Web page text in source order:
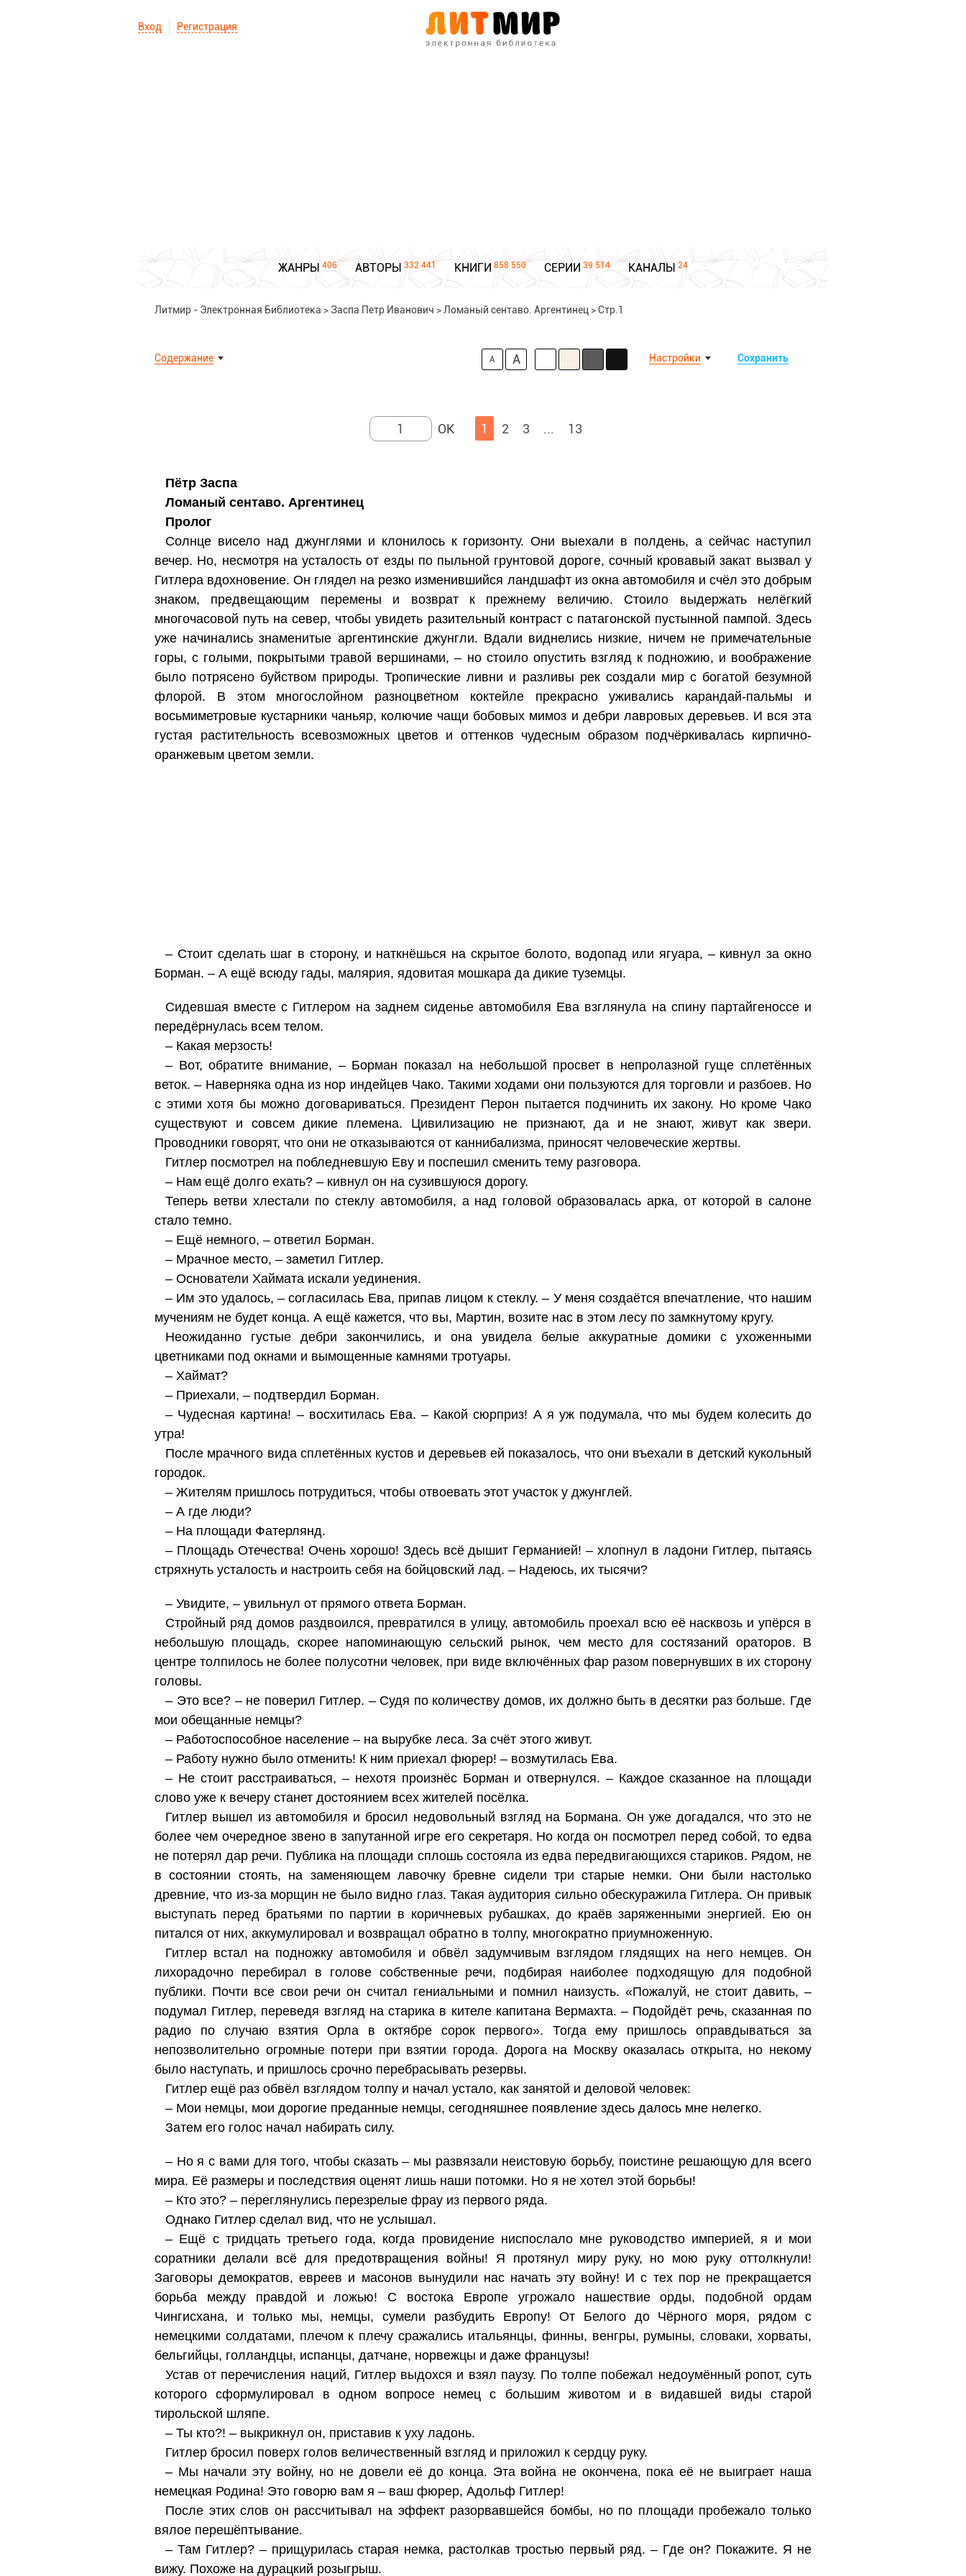
Вход Регистрация
ЖАНРЫ 406 АВТОРЫ 332 441 КНИГИ 858 550 СЕРИИ 39 514 КАНАЛЫ 24
Литмир - Электронная Библиотека > Заспа Петр Иванович > Ломаный сентаво. Аргентинец >Стр.1
Содержание Сохранить
Настройки
A A
1 2 3 ... 13
Пётр Заспа
Ломаный сентаво. Аргентинец
Пролог
Солнце висело над джунглями и клонилось к горизонту. Они выехали в полдень, а сейчас наступил
вечер. Но, несмотря на усталость от езды по пыльной грунтовой дороге, сочный кровавый закат вызвал у
Гитлера вдохновение. Он глядел на резко изменившийся ландшафт из окна автомобиля и счёл это добрым
знаком, предвещающим перемены и возврат к прежнему величию. Стоило выдержать нелёгкий
многочасовой путь на север, чтобы увидеть разительный контраст с патагонской пустынной пампой. Здесь
уже начинались знаменитые аргентинские джунгли. Вдали виднелись низкие, ничем не примечательные
горы, с голыми, покрытыми травой вершинами, – но стоило опустить взгляд к подножию, и воображение
было потрясено буйством природы. Тропические ливни и разливы рек создали мир с богатой безумной
флорой. В этом многослойном разноцветном коктейле прекрасно уживались карандай-пальмы и
восьмиметровые кустарники чаньяр, колючие чащи бобовых мимоз и дебри лавровых деревьев. И вся эта
густая растительность всевозможных цветов и оттенков чудесным образом подчёркивалась кирпично-
оранжевым цветом земли.
– Стоит сделать шаг в сторону, и наткнёшься на скрытое болото, водопад или ягуара, – кивнул за окно
Борман. – А ещё всюду гады, малярия, ядовитая мошкара да дикие туземцы.
Сидевшая вместе с Гитлером на заднем сиденье автомобиля Ева взглянула на спину партайгеноссе и
передёрнулась всем телом.
– Какая мерзость!
– Вот, обратите внимание, – Борман показал на небольшой просвет в непролазной гуще сплетённых
веток. – Наверняка одна из нор индейцев Чако. Такими ходами они пользуются для торговли и разбоев. Но
с этими хотя бы можно договариваться. Президент Перон пытается подчинить их закону. Но кроме Чако
существуют и совсем дикие племена. Цивилизацию не признают, да и не знают, живут как звери.
Проводники говорят, что они не отказываются от каннибализма, приносят человеческие жертвы.
Гитлер посмотрел на побледневшую Еву и поспешил сменить тему разговора.
– Нам ещё долго ехать? – кивнул он на сузившуюся дорогу.
Теперь ветви хлестали по стеклу автомобиля, а над головой образовалась арка, от которой в салоне
стало темно.
– Ещё немного, – ответил Борман.
– Мрачное место, – заметил Гитлер.
– Основатели Хаймата искали уединения.
– Им это удалось, – согласилась Ева, припав лицом к стеклу. – У меня создаётся впечатление, что нашим
мучениям не будет конца. А ещё кажется, что вы, Мартин, возите нас в этом лесу по замкнутому кругу.
Неожиданно густые дебри закончились, и она увидела белые аккуратные домики с ухоженными
цветниками под окнами и вымощенные камнями тротуары.
– Хаймат?
– Приехали, – подтвердил Борман.
– Чудесная картина! – восхитилась Ева. – Какой сюрприз! А я уж подумала, что мы будем колесить до
утра!
После мрачного вида сплетённых кустов и деревьев ей показалось, что они въехали в детский кукольный
городок.
– Жителям пришлось потрудиться, чтобы отвоевать этот участок у джунглей.
– А где люди?
– На площади Фатерлянд.
– Площадь Отечества! Очень хорошо! Здесь всё дышит Германией! – хлопнул в ладони Гитлер, пытаясь
стряхнуть усталость и настроить себя на бойцовский лад. – Надеюсь, их тысячи?
– Увидите, – увильнул от прямого ответа Борман.
Стройный ряд домов раздвоился, превратился в улицу, автомобиль проехал всю её насквозь и упёрся в
небольшую площадь, скорее напоминающую сельский рынок, чем место для состязаний ораторов. В
центре толпилось не более полусотни человек, при виде включённых фар разом повернувших в их сторону
головы.
– Это все? – не поверил Гитлер. – Судя по количеству домов, их должно быть в десятки раз больше. Где
мои обещанные немцы?
– Работоспособное население – на вырубке леса. За счёт этого живут.
– Работу нужно было отменить! К ним приехал фюрер! – возмутилась Ева.
– Не стоит расстраиваться, – нехотя произнёс Борман и отвернулся. – Каждое сказанное на площади
слово уже к вечеру станет достоянием всех жителей посёлка.
Гитлер вышел из автомобиля и бросил недовольный взгляд на Бормана. Он уже догадался, что это не
более чем очередное звено в запутанной игре его секретаря. Но когда он посмотрел перед собой, то едва
не потерял дар речи. Публика на площади сплошь состояла из едва передвигающихся стариков. Рядом, не
в состоянии стоять, на заменяющем лавочку бревне сидели три старые немки. Они были настолько
древние, что из-за морщин не было видно глаз. Такая аудитория сильно обескуражила Гитлера. Он привык
выступать перед братьями по партии в коричневых рубашках, до краёв заряженными энергией. Ею он
питался от них, аккумулировал и возвращал обратно в толпу, многократно приумноженную.
Гитлер встал на подножку автомобиля и обвёл задумчивым взглядом глядящих на него немцев. Он
лихорадочно перебирал в голове собственные речи, подбирая наиболее подходящую для подобной
публики. Почти все свои речи он считал гениальными и помнил наизусть. «Пожалуй, не стоит давить, –
подумал Гитлер, переведя взгляд на старика в кителе капитана Вермахта. – Подойдёт речь, сказанная по
радио по случаю взятия Орла в октябре сорок первого». Тогда ему пришлось оправдываться за
непозволительно огромные потери при взятии города. Дорога на Москву оказалась открыта, но некому
было наступать, и пришлось срочно перебрасывать резервы.
Гитлер ещё раз обвёл взглядом толпу и начал устало, как занятой и деловой человек:
– Мои немцы, мои дорогие преданные немцы, сегодняшнее появление здесь далось мне нелегко.
Затем его голос начал набирать силу.
– Но я с вами для того, чтобы сказать – мы развязали неистовую борьбу, поистине решающую для всего
мира. Её размеры и последствия оценят лишь наши потомки. Но я не хотел этой борьбы!
– Кто это? – переглянулись перезрелые фрау из первого ряда.
Однако Гитлер сделал вид, что не услышал.
– Ещё с тридцать третьего года, когда провидение ниспослало мне руководство империей, я и мои
соратники делали всё для предотвращения войны! Я протянул миру руку, но мою руку оттолкнули!
Заговоры демократов, евреев и масонов вынудили нас начать эту войну! И с тех пор не прекращается
борьба между правдой и ложью! С востока Европе угрожало нашествие орды, подобной ордам
Чингисхана, и только мы, немцы, сумели разбудить Европу! От Белого до Чёрного моря, рядом с
немецкими солдатами, плечом к плечу сражались итальянцы, финны, венгры, румыны, словаки, хорваты,
бельгийцы, голландцы, испанцы, датчане, норвежцы и даже французы!
Устав от перечисления наций, Гитлер выдохся и взял паузу. По толпе побежал недоумённый ропот, суть
которого сформулировал в одном вопросе немец с большим животом и в видавшей виды старой
тирольской шляпе.
– Ты кто?! – выкрикнул он, приставив к уху ладонь.
Гитлер бросил поверх голов величественный взгляд и приложил к сердцу руку.
– Мы начали эту войну, но не довели её до конца. Эта война не окончена, пока её не выиграет наша
немецкая Родина! Это говорю вам я – ваш фюрер, Адольф Гитлер!
После этих слов он рассчитывал на эффект разорвавшейся бомбы, но по площади пробежало только
вялое перешёптывание.
– Там Гитлер? – прищурилась старая немка, растолкав тростью первый ряд. – Где он? Покажите. Я не
вижу. Похоже на дурацкий розыгрыш.